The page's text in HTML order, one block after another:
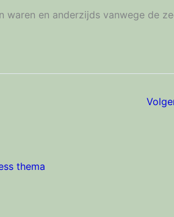
waren en anderzijds vanwege de
thema